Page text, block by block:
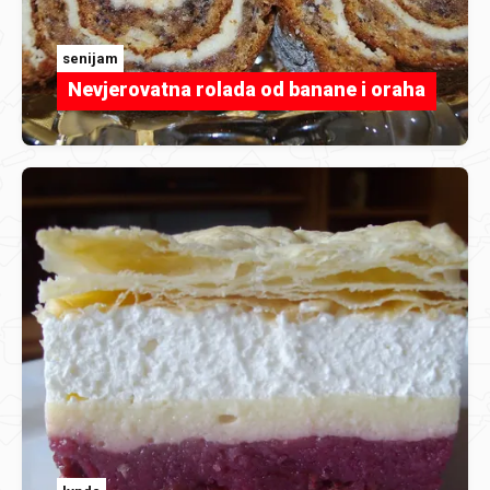
senijam
Nevjerovatna rolada od banane i oraha